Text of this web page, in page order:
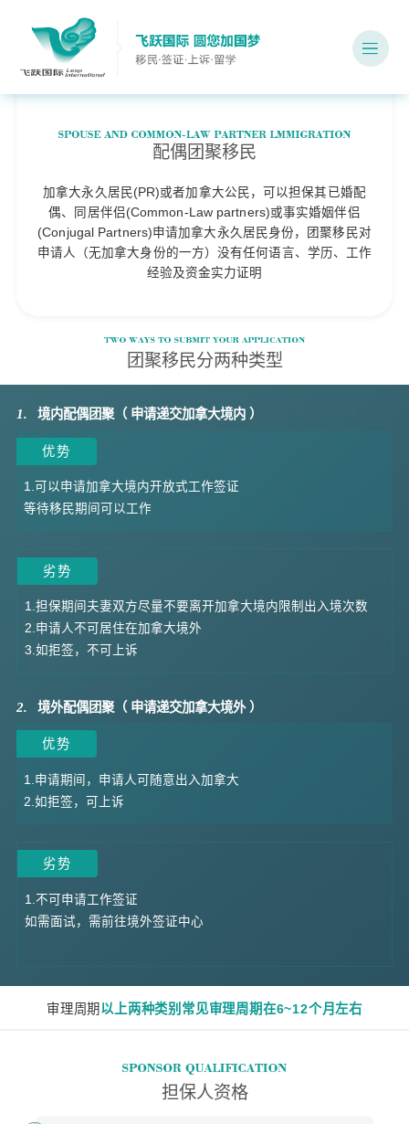
配偶团聚移民
加拿大永久居民(PR)或者加拿大公民，可以担保其已婚配
偶、同居伴侣(Common-Law partners)或事实婚姻伴侣
(Conjugal Partners)申请加拿大永久居民身份，团聚移民对
申请人（无加拿大身份的一方）没有任何语言、学历、工作
经验及资金实力证明
团聚移民分两种类型
1. 境内配偶团聚（ 申请递交加拿大境内 ）
优势
1.可以申请加拿大境内开放式工作签证
等待移民期间可以工作
劣势
1.担保期间夫妻双方尽量不要离开加拿大境内限制出入境次数
2.申请人不可居住在加拿大境外
3.如拒签，不可上诉
2. 境外配偶团聚（ 申请递交加拿大境外 ）
优势
1.申请期间，申请人可随意出入加拿大
2.如拒签，可上诉
劣势
1.不可申请工作签证
如需面试，需前往境外签证中心
审理周期以上两种类别常见审理周期在6~12个月左右
担保人资格